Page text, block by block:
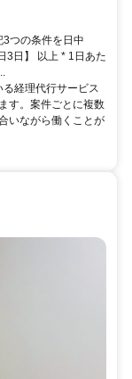
つの条件を日中
3日】 以上 * 1日あた
経理代行サービス
す。案件ごとに複数
いながら働くことが